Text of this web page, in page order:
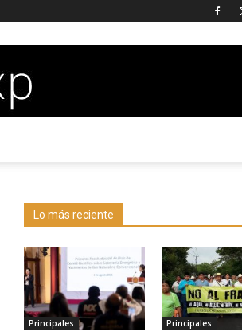
Lo más reciente
Principales Principales